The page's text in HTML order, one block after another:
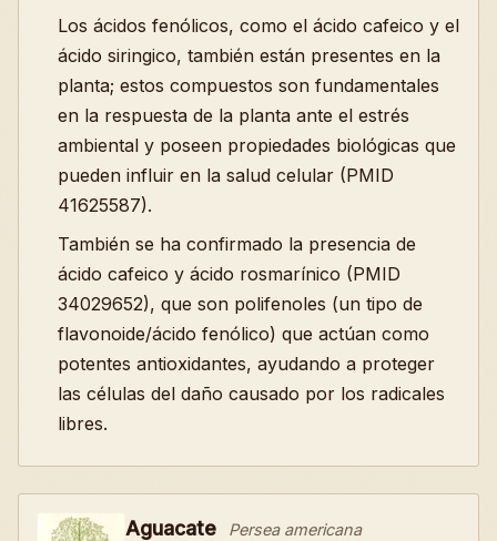
Los ácidos fenólicos, como el ácido cafeico y el
ácido siringico, también están presentes en la
planta; estos compuestos son fundamentales
en la respuesta de la planta ante el estrés
ambiental y poseen propiedades biológicas que
pueden influir en la salud celular (PMID
41625587).
También se ha confirmado la presencia de
ácido cafeico y ácido rosmarínico (PMID
34029652), que son polifenoles (un tipo de
flavonoide/ácido fenólico) que actúan como
potentes antioxidantes, ayudando a proteger
las células del daño causado por los radicales
libres.
Aguacate Persea americana